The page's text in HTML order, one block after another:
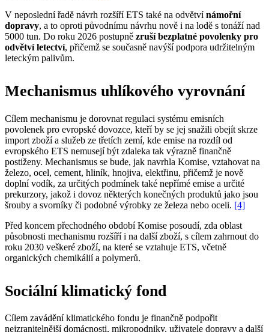
V neposlední řadě návrh rozšíří ETS také na odvětvínámořní
dopravy, a to oproti původnímu návrhu nově i na lodě s tonáží nad
5000 tun. Do roku 2026 postupně zruší bezplatné povolenky pro
odvětví letectví, přičemž se současně navýší podpora udržitelným
leteckým palivům.
Mechanismus uhlíkového vyrovnání
Cílem mechanismu je dorovnat regulaci systému emisních
povolenek pro evropské dovozce, kteří by se jej snažili obejít skrze
import zboží a služeb ze třetích zemí, kde emise na rozdíl od
evropského ETS nemusejí být zdaleka tak výrazně finančně
postiženy. Mechanismus se bude, jak navrhla Komise, vztahovat na
železo, ocel, cement, hliník, hnojiva, elektřinu, přičemž je nově
doplní vodík, za určitých podmínek také nepřímé emise a určité
prekurzory, jakož i dovoz některých konečných produktů jako jsou
šrouby a svorníky či podobné výrobky ze železa nebo oceli. [4]
Před koncem přechodného období Komise posoudí, zda oblast
působnosti mechanismu rozšíří i na další zboží, s cílem zahrnout do
roku 2030 veškeré zboží, na které se vztahuje ETS, včetně
organických chemikálií a polymerů.
Sociální klimatický fond
Cílem zavádění klimatického fondu je finančně podpořit
nejzranitelnější domácnosti, mikropodniky, uživatele dopravy a další